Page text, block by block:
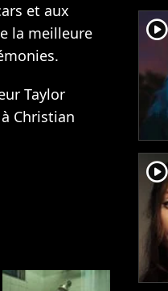
et aux
la meilleure
Taylor
Christian
player2